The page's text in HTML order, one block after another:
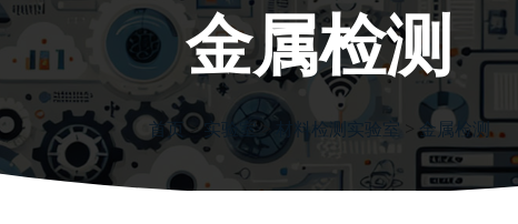
金属检测
首页>实验室> 材料检测实验室 >金属检测